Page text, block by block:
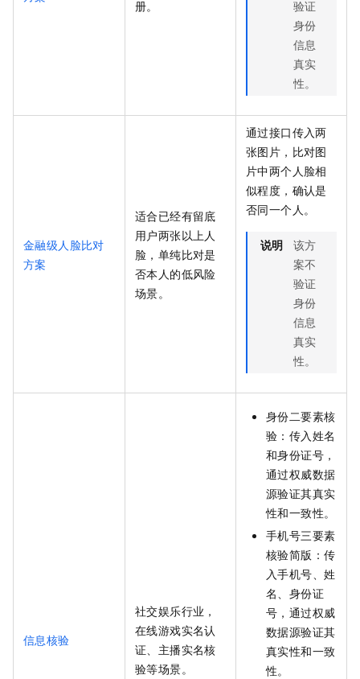
册。
验证
身份
信息
真实
性。
金融级人脸比对
方案
适合已经有留底
用户两张以上人
脸，单纯比对是
否本人的低风险
场景。
通过接口传入两
张图片，比对图
片中两个人脸相
似程度，确认是
否同一个人。
说明
该方
案不
验证
身份
信息
真实
性。
信息核验
社交娱乐行业，
在线游戏实名认
证、主播实名核
验等场景。
身份二要素核
验：传入姓名
和身份证号，
通过权威数据
源验证其真实
性和一致性。
手机号三要素
核验简版：传
入手机号、姓
名、身份证
号，通过权威
数据源验证其
真实性和一致
性。